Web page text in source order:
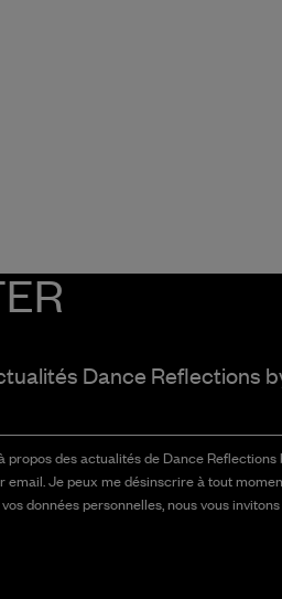
Dance Reflections
des actualités de Dance
Je peux me désinscrire à tout
données personnelles, nous vous